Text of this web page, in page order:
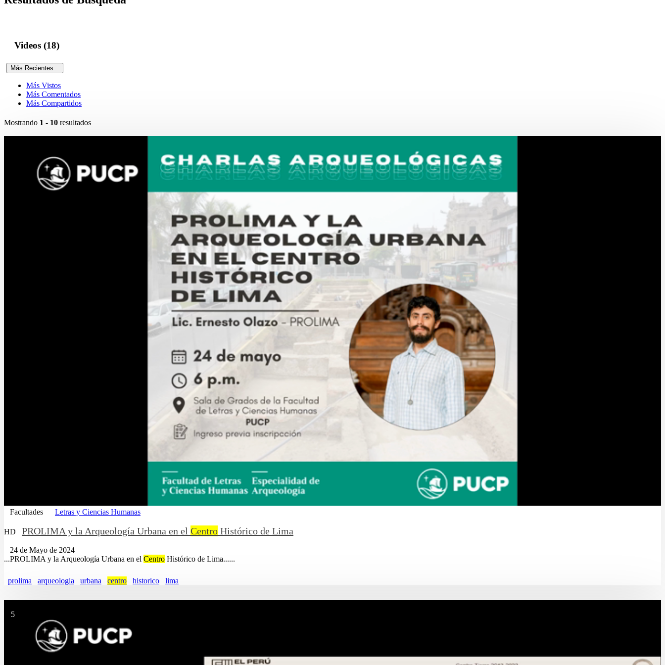
Videos (18)
Más Recientes
Más Vistos
Más Comentados
Más Compartidos
Mostrando 1 - 10 resultados
Facultades Letras y Ciencias Humanas
HD PROLIMA y la Arqueología Urbana en el Centro Histórico de Lima
24 de Mayo de 2024
...PROLIMA y la Arqueología Urbana en el Centro Histórico de Lima......
prolima arqueologia urbana centro historico lima
5